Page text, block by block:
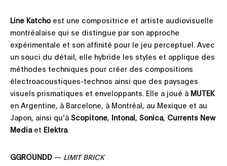
Line Katcho est une compositrice et artiste audiovisuelle
montréalaise qui se distingue par son approche
expérimentale et son affinité pour le jeu perceptuel. Avec
un souci du détail, elle hybride les styles et applique des
méthodes techniques pour créer des compositions
électroacoustiques-technos ainsi que des paysages
visuels prismatiques et enveloppants. Elle a joué à MUTEK
en Argentine, à Barcelone, à Montréal, au Mexique et au
Japon, ainsi qu'à Scopitone, Intonal, Sonica, Currents New
Mediaet Elektra.
GGROUNDD — LIMIT BRICK